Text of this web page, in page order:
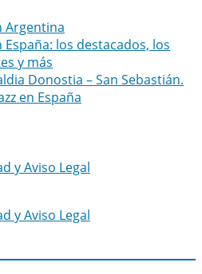
Argentina
España: los destacados, los
y más
Donostia – San Sebastián.
en España
y Aviso Legal
y Aviso Legal